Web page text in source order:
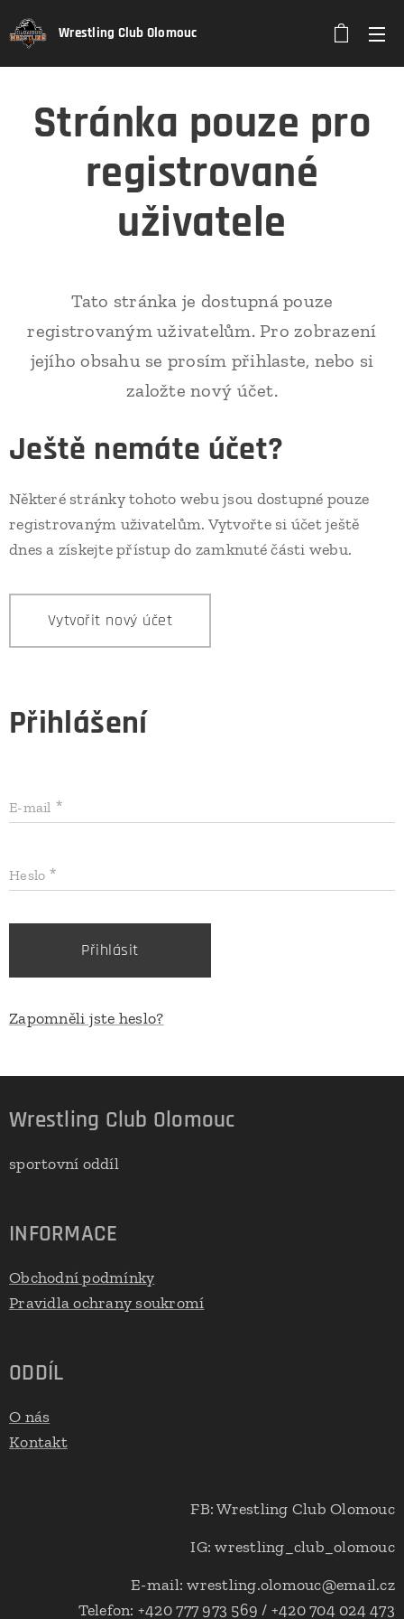
Wrestling Club Olomouc
Stránka pouze pro
registrované
uživatele
Tato stránka je dostupná pouze
registrovaným uživatelům. Pro zobrazení
jejího obsahu se prosím přihlaste, nebo si
založte nový účet.
Ještě nemáte účet?
Některé stránky tohoto webu jsou dostupné pouze
registrovaným uživatelům. Vytvořte si účet ještě
dnes a získejte přístup do zamknuté části webu.
Vytvořit nový účet
Přihlášení
E-mail
Heslo
Přihlásit
Zapomněli jste heslo?
Wrestling Club Olomouc
sportovní oddíl
INFORMACE
Obchodní podmínky
Pravidla ochrany soukromí
ODDÍL
O nás
Kontakt
FB: Wrestling Club Olomouc
IG: wrestling_club_olomouc
E-mail: wrestling.olomouc@email.cz
Telefon: +420 777 973 569 / +420 704 024 473